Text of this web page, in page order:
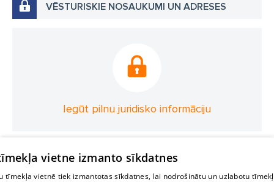
VĒSTURISKIE NOSAUKUMI UN ADRESES
Iegūt pilnu juridisko informāciju
vietne izmanto sīkdatnes
tīmekļa vietnē tiek izmantotas sīkdatnes, lai nodrošinātu un uzlabotu